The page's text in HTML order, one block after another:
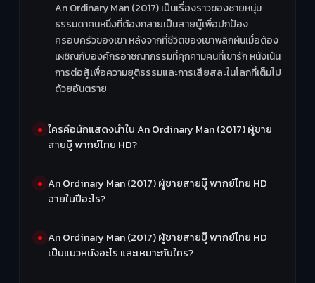
An Ordinary Man (2017) เป็นเรื่องราวของชายหนุ่ม
ธรรมดาคนหนึ่งที่ต้องกลายเป็นสายบู๊เพื่อปกป้อง
ครอบครัวของเขา หลังจากที่ชีวิตของเขาพลิกผันเมื่อต้อง
เผชิญกับองค์กรอาชญากรรมที่คุกคามคนที่เขารัก หนังเน้น
การต่อสู้เพื่อความยุติธรรมและการเสียสละในโลกที่เต็มไป
ด้วยอันตราย
ใครคือนักแสดงนำใน An Ordinary Man (2017) ผู้ชาย
สายบู๊ พากย์ไทย HD?
An Ordinary Man (2017) ผู้ชายสายบู๊ พากย์ไทย HD
ฉายในปีอะไร?
An Ordinary Man (2017) ผู้ชายสายบู๊ พากย์ไทย HD
เป็นแนวหนังอะไร และเหมาะกับใคร?